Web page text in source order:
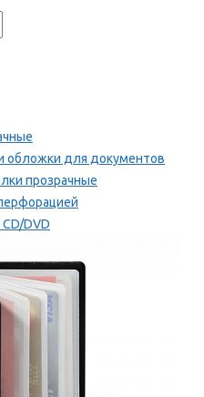
обложки для документов
прозрачные
DVD